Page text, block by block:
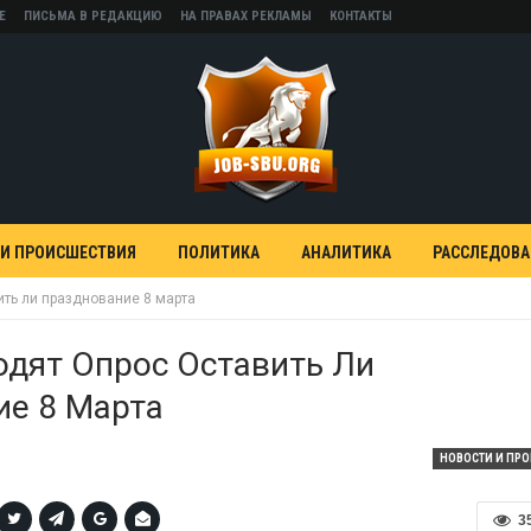
ПИСЬМА В РЕДАКЦИЮ НА ПРАВАХ РЕКЛАМЫ КОНТАКТЫ
ПРОИСШЕСТВИЯ ПОЛИТИКА АНАЛИТИКА
ли празднование 8 марта
Опрос Оставить Ли
8 Марта
НОВОСТИ И